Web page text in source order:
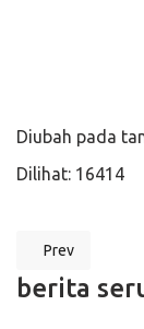
Diubah pada
Dilihat: 16414
Previous
Prev
berita